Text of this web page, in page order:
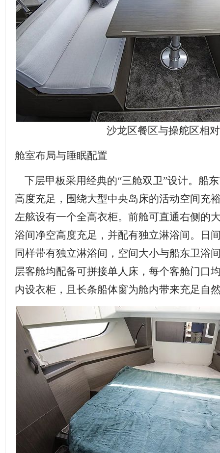
沙龙区餐区与操舵区相对
舱室布局与睡眠配置
下层甲板采用经典的“三舱双卫”设计。船
高度充足，围绕大型中央岛床的活动空间充
左舷设有一个全高衣柜。前舱可直通右侧的
浴间净空高度充足，并配有独立淋浴间。日
同样带有独立淋浴间，空间大小与船东卫浴
层客舱均配备可拼接单人床，每个客舱门口
内设衣柜，且长条船体窗为舱内带来充足自